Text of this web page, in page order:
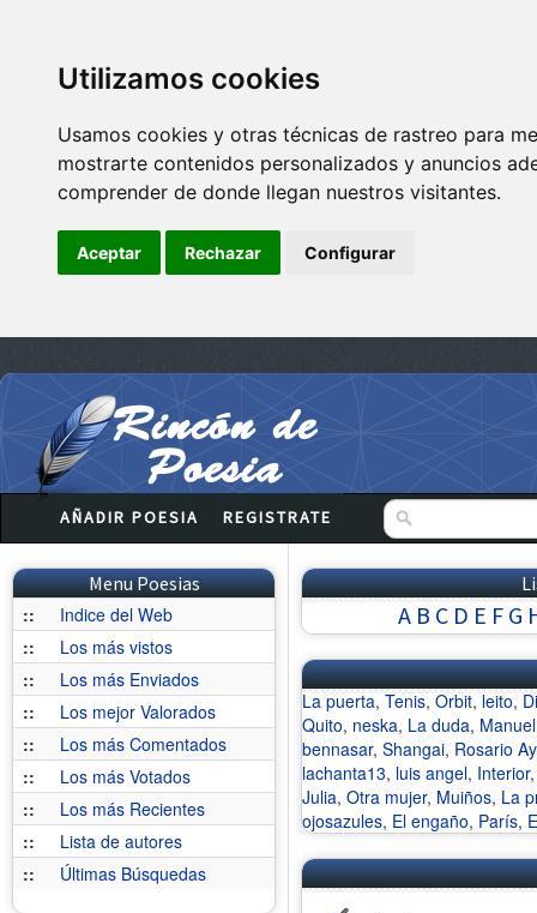
Utilizamos cookies
Usamos cookies y otras técnicas de rastreo para
mostrarte contenidos personalizados y anuncios
comprender de donde llegan nuestros visitantes.
Aceptar Rechazar Configurar
AÑADIR POESIA REGISTRATE
Menu Poesias
::
Indice del Web
::
Los más vistos
::
Los más Enviados
::
Los mejor Valorados
::
Los más Comentados
::
Los más Votados
::
Los más Recientes
::
Lista de autores
::
Últimas Búsquedas
A B C D E F G
La puerta, Tenis, Orbit, leito,
Quito, neska, La duda, Manuel
bennasar, Shangai, Rosario
lachanta13, luis angel, Interior
Julia, Otra mujer, Muiños, La
ojosazules, El engaño, París,